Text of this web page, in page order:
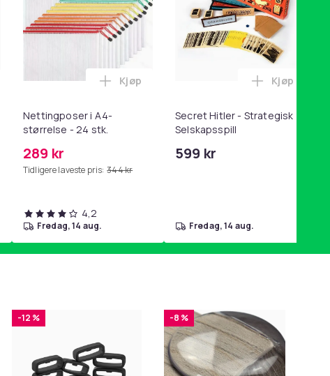
handlekurven- mage- og kjernetrening, yoga og
AG10 / LR1130 / LR54 / 189 / 10-pakning PKcell i
Nettingposer i A4-
størrelse - 24 stk.
289 kr
Tidligere laveste pris: 344 kr
Legg Nettingposer i A4-størrelse - 24
Kjøp
4,2
fredag, 14 aug.
Secret Hitler - Strategisk
Selskapsspill
599 kr
Legg
Kjøp
fredag, 14 aug.
-12 % -8 %